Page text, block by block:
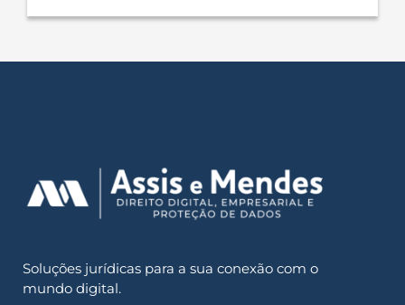
Soluções jurídicas para a sua conexão com o
mundo digital.